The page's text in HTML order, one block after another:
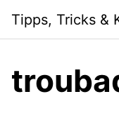
content
Tipps, Tricks &